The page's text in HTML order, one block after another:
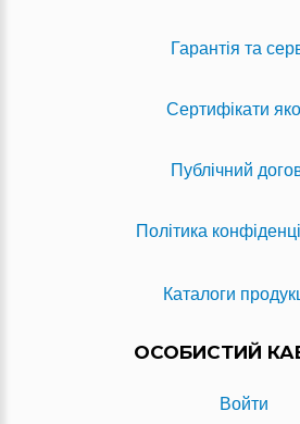
Гарантія та
Сертифікати
Публічний
Політика
Каталоги
ОСОБИСТИЙ
Войти